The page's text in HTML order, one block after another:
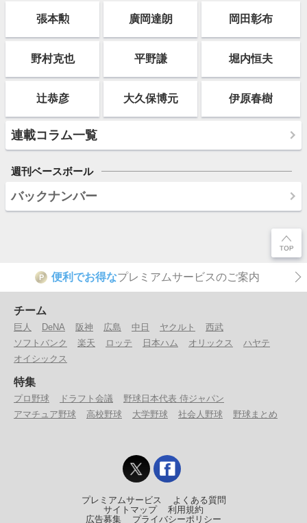
張本勲 廣岡達朗 岡田彰布
野村克也 平野謙 堀内恒夫
辻恭彦 大久保博元 伊原春樹
連載コラム一覧
週刊ベースボール
バックナンバー
P 便利でお得なプレミアムサービスのご案内
チーム
巨人 DeNA 阪神 広島 中日 ヤクルト
西武
ソフトバンク
楽天 ロッテ 日本ハム オリックス
ハヤテ
オイシックス
特集
プロ野球 ドラフト会議
野球日本代表 侍ジャパン
アマチュア野球
高校野球 大学野球 社会人野球 野球まとめ
プレミアムサービス
よくある質問
サイトマップ
利用規約
広告募集
プライバシーポリシー